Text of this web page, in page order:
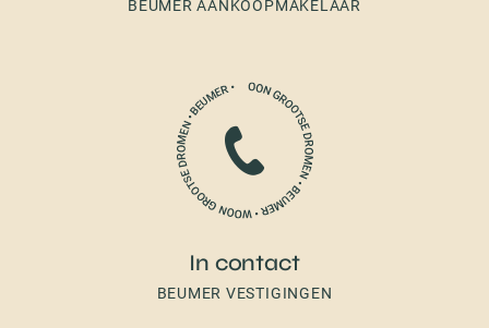
BEUMER AANKOOPMAKELAAR
In contact
BEUMER VESTIGINGEN